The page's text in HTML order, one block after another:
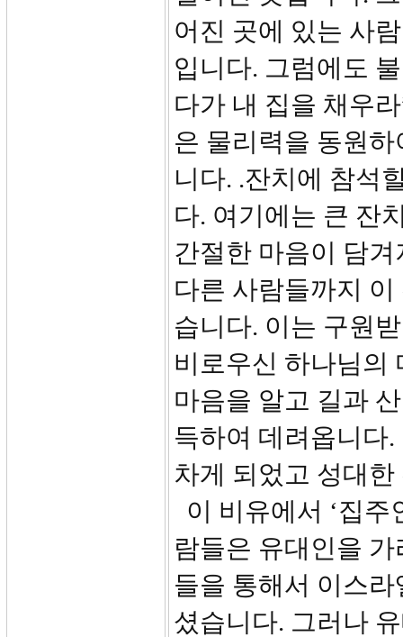
어진 곳에 있는 사
입니다. 그럼에도
다가 내 집을 채우
은 물리력을 동원
니다. .잔치에 참석
다. 여기에는 큰 잔
간절한 마음이 담
다른 사람들까지
습니다. 이는 구원
비로우신 하나님의
마음을 알고 길과
득하여 데려옵니다
차게 되었고 성대
이 비유에서 ‘집주
람들은 유대인을
들을 통해서 이스
셨습니다. 그러나